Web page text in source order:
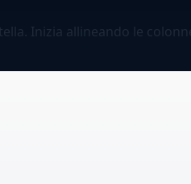
Inizia allineando le